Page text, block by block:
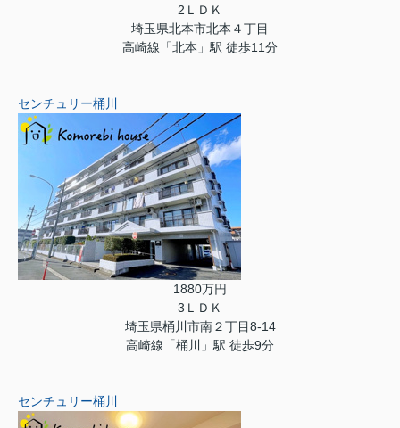
2ＬＤＫ
埼玉県北本市北本４丁目
高崎線「北本」駅 徒歩11分
センチュリー桶川
1880万円
3ＬＤＫ
埼玉県桶川市南２丁目8-14
高崎線「桶川」駅 徒歩9分
センチュリー桶川